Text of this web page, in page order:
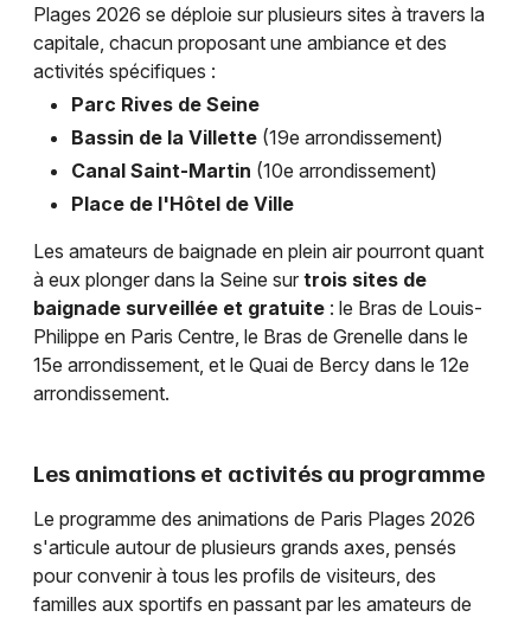
Plages 2026 se déploie sur plusieurs sites à travers la
capitale, chacun proposant une ambiance et des
activités spécifiques :
Parc Rives de Seine
Bassin de la Villette (19e arrondissement)
Canal Saint-Martin (10e arrondissement)
Place de l'Hôtel de Ville
Les amateurs de baignade en plein air pourront quant
à eux plonger dans la Seine sur trois sites de
baignade surveillée et gratuite : le Bras de Louis-
Philippe en Paris Centre, le Bras de Grenelle dans le
15e arrondissement, et le Quai de Bercy dans le 12e
arrondissement.
Les animations et activités au programme
Le programme des animations de Paris Plages 2026
s'articule autour de plusieurs grands axes, pensés
pour convenir à tous les profils de visiteurs, des
familles aux sportifs en passant par les amateurs de